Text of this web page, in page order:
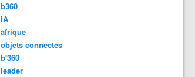
b360
IA
afrique
objets connectes
b'360
leader